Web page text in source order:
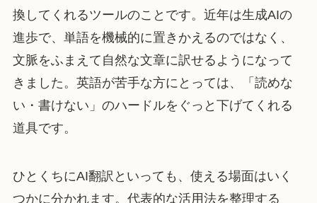
換してくれるツールのことです。近年は生成AIの
進歩で、単語を機械的に置きかえるのではなく、
文脈をふまえて自然な文章に訳せるようになって
きました。英語が苦手な方にとっては、「読めな
い・書けない」のハードルをぐっと下げてくれる
道具です。
ひとくちにAI翻訳といっても、使える場面はいく
つかに分かれます。代表的な活用法を整理する